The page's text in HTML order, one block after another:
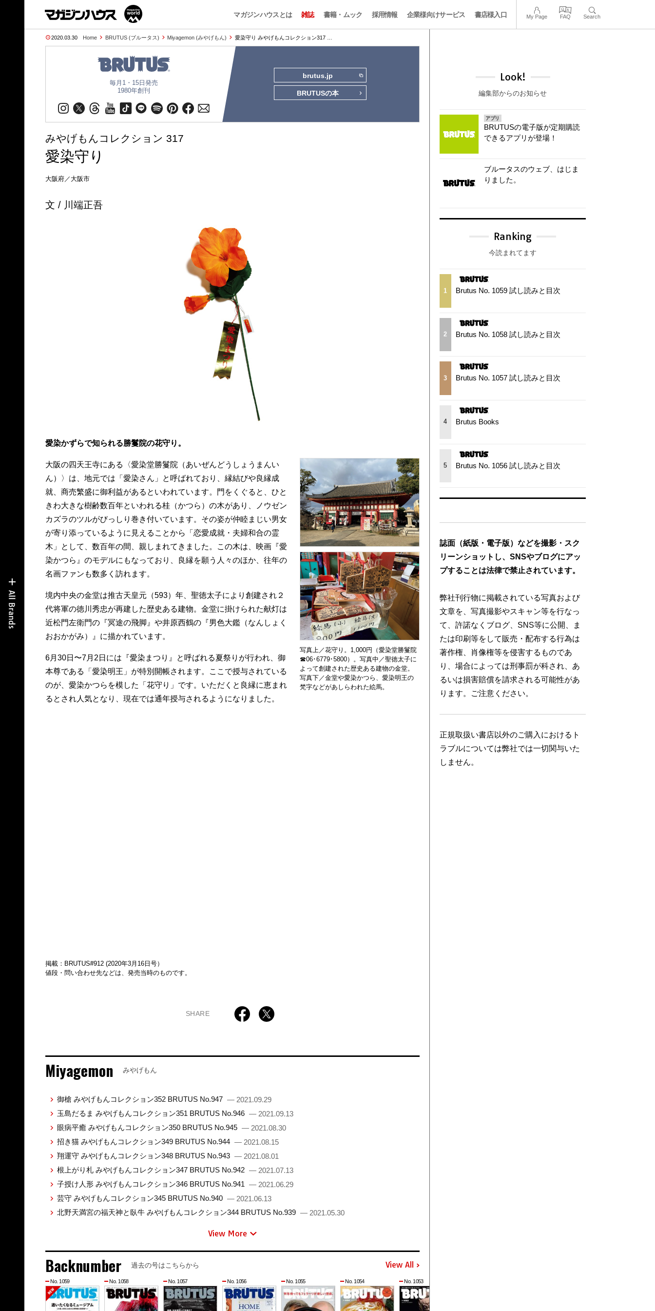
マガジンハウスとは 雑誌 書籍・ムック 採用情報 企業様向けサービス 書店様入口 My Page FAQ Search
2020.03.30 Home BRUTUS (ブルータス) Miyagemon (みやげもん) 愛染守り みやげもんコレクション317 …
毎月1・15日発売
1980年創刊
brutus.jp
BRUTUSの本
みやげもんコレクション 317
愛染守り
大阪府／大阪市
文 / 川端正吾
愛染かずらで知られる勝鬘院の花守り。
大阪の四天王寺にある〈愛染堂勝鬘院（あいぜんどうしょうまんい
ん）〉は、地元では「愛染さん」と呼ばれており、縁結びや良縁成
就、商売繁盛に御利益があるといわれています。門をくぐると、ひと
きわ大きな樹齢数百年といわれる桂（かつら）の木があり、ノウゼン
カズラのツルがびっしり巻き付いています。その姿が仲睦まじい男女
が寄り添っているように見えることから「恋愛成就・夫婦和合の霊
木」として、数百年の間、親しまれてきました。この木は、映画『愛
染かつら』のモデルにもなっており、良縁を願う人々のほか、往年の
名画ファンも数多く訪れます。
境内中央の金堂は推古天皇元（593）年、聖徳太子により創建され２
代将軍の徳川秀忠が再建した歴史ある建物。金堂に掛けられた献灯は
近松門左衛門の『冥途の飛脚』や井原西鶴の『男色大鑑（なんしょく
おおかがみ）』に描かれています。
6月30日〜7月2日には『愛染まつり』と呼ばれる夏祭りが行われ、御
本尊である「愛染明王」が特別開帳されます。ここで授与されている
のが、愛染かつらを模した「花守り」です。いただくと良縁に恵まれ
るとされ人気となり、現在では通年授与されるようになりました。
写真上／花守り。1,000円（愛染堂勝鬘院
☎06･6779･5800）。写真中／聖徳太子に
よって創建された歴史ある建物の金堂。
写真下／金堂や愛染かつら、愛染明王の
梵字などがあしらわれた絵馬。
掲載：BRUTUS#912 (2020年3月16日号）
値段・問い合わせ先などは、発売当時のものです。
SHARE
Miyagemon みやげもん
御槍 みやげもんコレクション352 BRUTUS No.947 — 2021.09.29
玉島だるま みやげもんコレクション351 BRUTUS No.946 — 2021.09.13
眼病平癒 みやげもんコレクション350 BRUTUS No.945 — 2021.08.30
招き猫 みやげもんコレクション349 BRUTUS No.944 — 2021.08.15
翔運守 みやげもんコレクション348 BRUTUS No.943 — 2021.08.01
根上がり札 みやげもんコレクション347 BRUTUS No.942 — 2021.07.13
子授け人形 みやげもんコレクション346 BRUTUS No.941 — 2021.06.29
芸守 みやげもんコレクション345 BRUTUS No.940 — 2021.06.13
北野天満宮の福天神と臥牛 みやげもんコレクション344 BRUTUS No.939 — 2021.05.30
View More
Backnumber 過去の号はこちらから View All
No. 1059 No. 1058 No. 1057 No. 1056 No. 1055 No. 1054 No. 1053
Look!
編集部からのお知らせ
アプリ
BRUTUSの電子版が定期購読
できるアプリが登場！
ブルータスのウェブ、はじま
りました。
Ranking
今読まれてます
1 Brutus No. 1059 試し読みと目次
2 Brutus No. 1058 試し読みと目次
3 Brutus No. 1057 試し読みと目次
4 Brutus Books
5 Brutus No. 1056 試し読みと目次
誌面（紙版・電子版）などを撮影・スク
リーンショットし、SNSやブログにアッ
プすることは法律で禁止されています。
弊社刊行物に掲載されている写真および
文章を、写真撮影やスキャン等を行なっ
て、許諾なくブログ、SNS等に公開、ま
たは印刷等をして販売・配布する行為は
著作権、肖像権等を侵害するものであ
り、場合によっては刑事罰が科され、あ
るいは損害賠償を請求される可能性があ
ります。ご注意ください。
正規取扱い書店以外のご購入におけるト
ラブルについては弊社では一切関与いた
しません。